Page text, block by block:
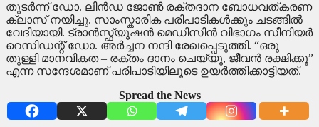
തുടർന്ന് ഡോ. ലിൻഡ ജോൺ രക്തദാന ബോധവത്കരണ
ക്ലാസ് നയിച്ചു. സാംസ്കാരിക പരിപാടികൾക്കും ചടങ്ങിൽ
വേദിയായി. ട്രാൻസ്ഫ്യൂഷൻ മെഡിസിൻ വിഭാഗം സീനിയർ
റെസിഡന്റ് ഡോ. അർച്ചന നന്ദി രേഖപ്പെടുത്തി. “ഒരു
തുള്ളി മാനവികത – രക്തം ദാനം ചെയ്യൂ, ജീവൻ രക്ഷിക്കൂ”
എന്ന സന്ദേശമാണ് പരിപാടിയിലൂടെ ഉയർത്തിക്കാട്ടിയത്.
Spread the News